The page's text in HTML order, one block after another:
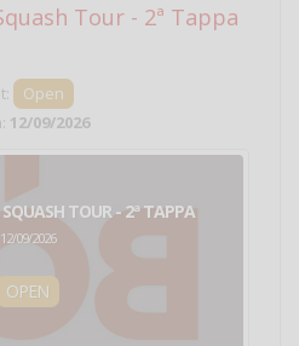
Tour - 2ª Tappa
Open
12/09/2026
TOUR - 2ª TAPPA
12/09/2026
OPEN